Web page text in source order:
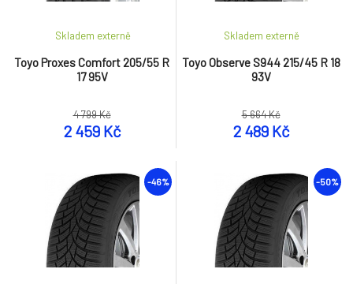
Toyo Proxes Comfort 205/55 R
17 95V
Skladem externě
4 799 Kč
2 459 Kč
Toyo Observe S944 215/45 R 18
93V
Skladem externě
5 664 Kč
2 489 Kč
-46% -50%